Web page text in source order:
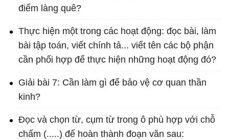
điểm làng quê?
Thực hiện một trong các hoạt động: đọc bài, làm
bài tập toán, viết chính tả... viết tên các bộ phận
cần phối hợp để thực hiện những hoạt động đó?
Giải bài 7: Cần làm gì để bảo vệ cơ quan thần
kinh?
Đọc và chọn từ, cụm từ trong ô phù hợp với chỗ
chấm (.....) để hoàn thành đoạn văn sau: